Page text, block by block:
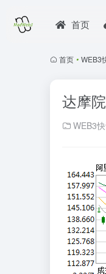
首页
首页 • WEB3
达摩
WEB3